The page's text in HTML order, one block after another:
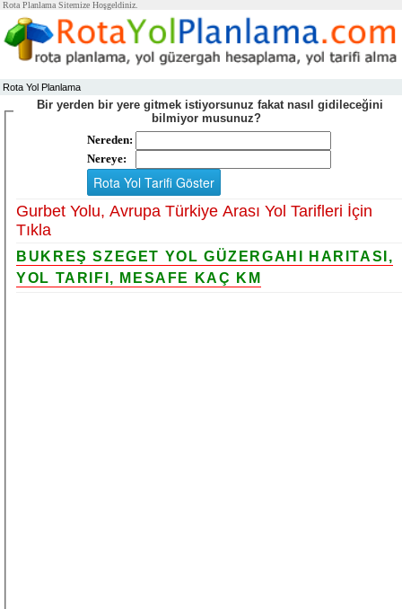
Rota Planlama Sitemize Hoşgeldiniz.
Rota Yol Planlama
Bir yerden bir yere gitmek istiyorsunuz fakat nasıl gidileceğini
bilmiyor musunuz?
Nereden:
Nereye:
Gurbet Yolu, Avrupa Türkiye Arası Yol Tarifleri İçin
Tıkla
BUKREŞ SZEGET YOL GÜZERGAHI HARITASI,
YOL TARIFI, MESAFE KAÇ KM